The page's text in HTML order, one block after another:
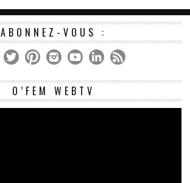
ABONNEZ-VOUS :
O’FEM WEBTV